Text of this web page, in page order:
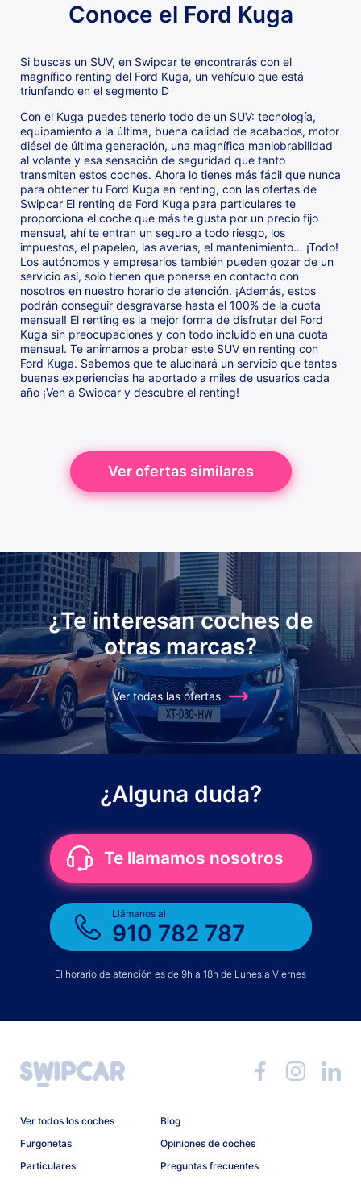
Conoce el Ford Kuga
Si buscas un SUV, en Swipcar te encontrarás con el
magnífico renting del Ford Kuga, un vehículo que está
triunfando en el segmento D
Con el Kuga puedes tenerlo todo de un SUV: tecnología,
equipamiento a la última, buena calidad de acabados, motor
diésel de última generación, una magnífica maniobrabilidad
al volante y esa sensación de seguridad que tanto
transmiten estos coches. Ahora lo tienes más fácil que nunca
para obtener tu Ford Kuga en renting, con las ofertas de
Swipcar El renting de Ford Kuga para particulares te
proporciona el coche que más te gusta por un precio fijo
mensual, ahí te entran un seguro a todo riesgo, los
impuestos, el papeleo, las averías, el mantenimiento… ¡Todo!
Los autónomos y empresarios también pueden gozar de un
servicio así, solo tienen que ponerse en contacto con
nosotros en nuestro horario de atención. ¡Además, estos
podrán conseguir desgravarse hasta el 100% de la cuota
mensual! El renting es la mejor forma de disfrutar del Ford
Kuga sin preocupaciones y con todo incluido en una cuota
mensual. Te animamos a probar este SUV en renting con
Ford Kuga. Sabemos que te alucinará un servicio que tantas
buenas experiencias ha aportado a miles de usuarios cada
año ¡Ven a Swipcar y descubre el renting!
Ver ofertas similares
¿Te interesan coches de
otras marcas?
Ver todas las ofertas
¿Alguna duda?
Te llamamos nosotros
Llámanos al
910 782 787
El horario de atención es de 9h a 18h de Lunes a Viernes
Ver todos los coches
Furgonetas
Particulares
Blog
Opiniones de coches
Preguntas frecuentes